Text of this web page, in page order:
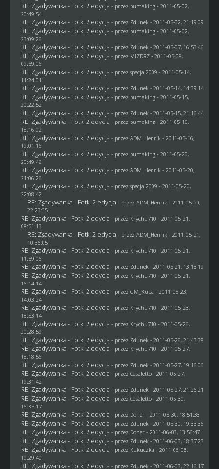
RE: Zgadywanka - Fotki 2 edycja - przez pumaking- 2011-05-02,
20:49:54
RE: Zgadywanka - Fotki 2 edycja - przez Zdunek - 2011-05-02, 21:19:09
RE: Zgadywanka - Fotki 2 edycja - przez pumaking- 2011-05-02,
23:09:26
RE: Zgadywanka - Fotki 2 edycja - przez Zdunek - 2011-05-07, 16:53:46
RE: Zgadywanka - Fotki 2 edycja - przez MIZDRZ- 2011-05-08,
09:59:06
RE: Zgadywanka - Fotki 2 edycja - przez specjal2009 - 2011-05-14,
11:24:01
RE: Zgadywanka - Fotki 2 edycja - przez Zdunek - 2011-05-14, 14:39:14
RE: Zgadywanka - Fotki 2 edycja - przez pumaking- 2011-05-15,
20:22:52
RE: Zgadywanka - Fotki 2 edycja - przez Zdunek - 2011-05-15, 21:16:44
RE: Zgadywanka - Fotki 2 edycja - przez pumaking- 2011-05-16,
18:16:02
RE: Zgadywanka - Fotki 2 edycja - przez ADM_Henrik - 2011-05-16,
19:01:16
RE: Zgadywanka - Fotki 2 edycja - przez pumaking- 2011-05-20,
20:49:46
RE: Zgadywanka - Fotki 2 edycja - przez ADM_Henrik - 2011-05-20,
21:06:26
RE: Zgadywanka - Fotki 2 edycja - przez specjal2009 - 2011-05-20,
22:08:42
RE: Zgadywanka - Fotki 2 edycja - przez ADM_Henrik - 2011-05-20,
22:23:35
RE: Zgadywanka - Fotki 2 edycja - przez Krychu710 - 2011-05-21,
08:51:13
RE: Zgadywanka - Fotki 2 edycja - przez ADM_Henrik - 2011-05-21,
10:36:05
RE: Zgadywanka - Fotki 2 edycja - przez Krychu710 - 2011-05-21,
11:59:06
RE: Zgadywanka - Fotki 2 edycja - przez Zdunek - 2011-05-21, 13:13:19
RE: Zgadywanka - Fotki 2 edycja - przez Krychu710 - 2011-05-21,
16:14:14
RE: Zgadywanka - Fotki 2 edycja - przez GM_Kuba - 2011-05-23,
14:03:24
RE: Zgadywanka - Fotki 2 edycja - przez Krychu710 - 2011-05-23,
18:53:14
RE: Zgadywanka - Fotki 2 edycja - przez Krychu710 - 2011-05-26,
20:28:59
RE: Zgadywanka - Fotki 2 edycja - przez Zdunek - 2011-05-26, 21:43:38
RE: Zgadywanka - Fotki 2 edycja - przez Krychu710 - 2011-05-27,
18:18:56
RE: Zgadywanka - Fotki 2 edycja - przez Zdunek - 2011-05-27, 19:16:06
RE: Zgadywanka - Fotki 2 edycja - przez Casaletto- 2011-05-27,
19:31:42
RE: Zgadywanka - Fotki 2 edycja - przez Zdunek - 2011-05-27, 21:26:21
RE: Zgadywanka - Fotki 2 edycja - przez Casaletto- 2011-05-30,
16:35:17
RE: Zgadywanka - Fotki 2 edycja - przez Doner- 2011-05-30, 18:51:33
RE: Zgadywanka - Fotki 2 edycja - przez Zdunek - 2011-05-30, 19:33:36
RE: Zgadywanka - Fotki 2 edycja - przez Doner- 2011-06-03, 13:56:47
RE: Zgadywanka - Fotki 2 edycja - przez Zdunek - 2011-06-03, 18:37:23
RE: Zgadywanka - Fotki 2 edycja - przez Kukuczka - 2011-06-03,
19:29:40
RE: Zgadywanka - Fotki 2 edycja - przez Zdunek - 2011-06-03, 22:16:17